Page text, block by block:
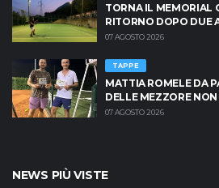
TORNA IL MEMORIAL
RITORNO DOPO DUE
BRESCIA È PRONTA
07 AGOSTO 2026
TAPPE
MATTIA ROMELE DA
DELLE MEZZORE NON
TENGA
07 AGOSTO 2026
NEWS PIÙ VISTE